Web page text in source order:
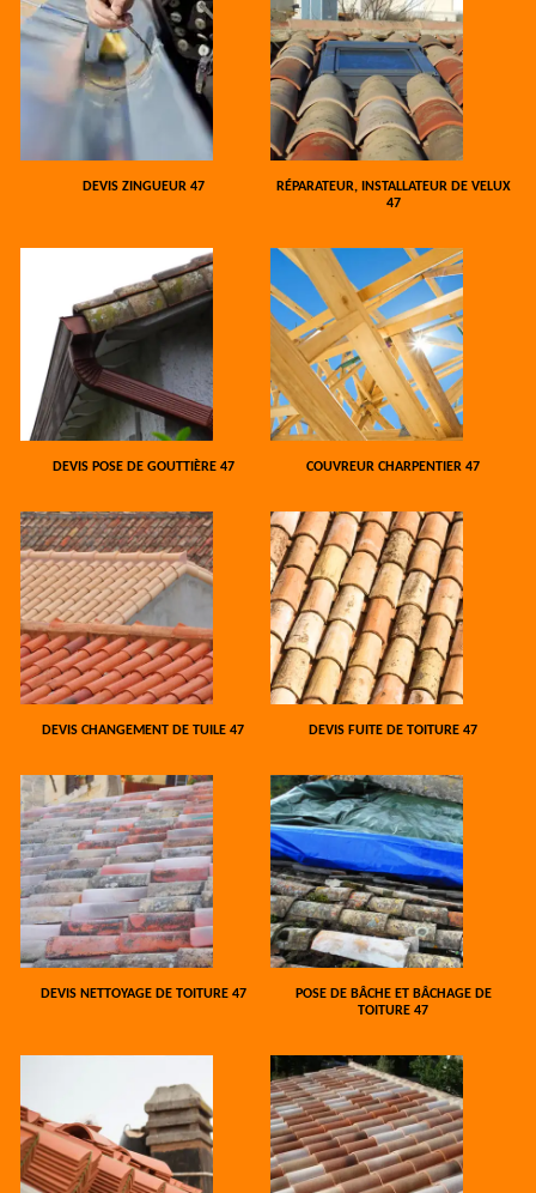
DEVIS ZINGUEUR 47
RÉPARATEUR, INSTALLATEUR DE VELUX
47
DEVIS POSE DE GOUTTIÈRE 47 COUVREUR CHARPENTIER 47
DEVIS CHANGEMENT DE TUILE 47 DEVIS FUITE DE TOITURE 47
DEVIS NETTOYAGE DE TOITURE 47
POSE DE BÂCHE ET BÂCHAGE DE
TOITURE 47